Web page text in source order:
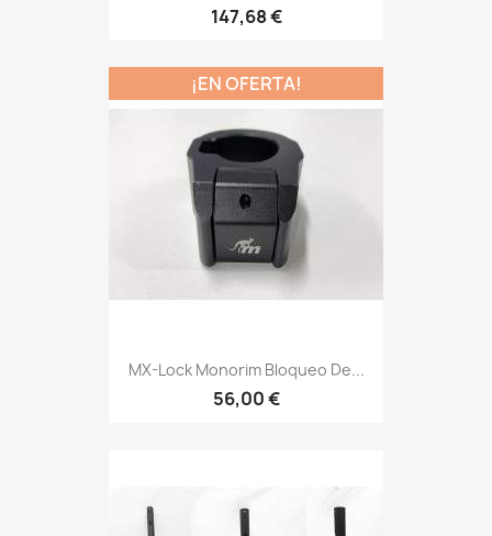
147,68 €
MX-Lock Monorim Bloqueo De...
56,00 €
¡EN OFERTA!